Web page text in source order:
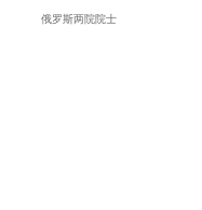
俄罗斯两院院士